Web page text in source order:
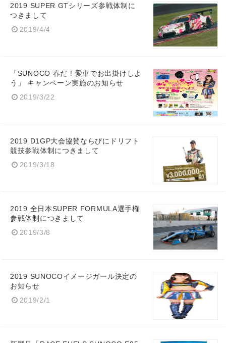
2019 SUPER GTシリーズ参戦体制に
つきまして
2019/4/4
「SUNOCO 春だ！愛車でお出掛けしよ
う」 キャンペーン実施のお知らせ
2019/3/22
2019 D1GP大会協賛ならびにドリフト
競技参戦体制につきまして
2019/3/18
2019 全日本SUPER FORMULA選手権
参戦体制につきまして
2019/3/8
2019 SUNOCOイメージガール決定の
お知らせ
2019/2/1